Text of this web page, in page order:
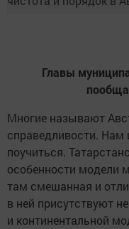
Главы
Многие называют
справедливости. Нам
поучиться.
особенности модели
там смешанная и
в ней присутствуют
и континентальной